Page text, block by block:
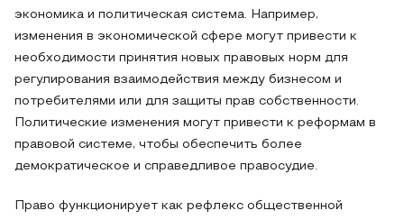
экономика и политическая система. Например,
изменения в экономической сфере могут привести к
необходимости принятия новых правовых норм для
регулирования взаимодействия между бизнесом и
потребителями или для защиты прав собственности.
Политические изменения могут привести к реформам в
правовой системе, чтобы обеспечить более
демократическое и справедливое правосудие.
Право функционирует как рефлекс общественной